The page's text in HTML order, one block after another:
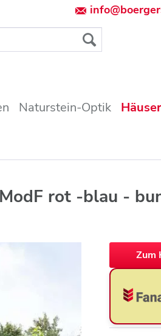
Naturstein-Optik
rot -blau -
Zum